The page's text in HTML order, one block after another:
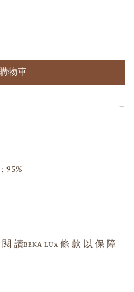
物車
−
95%
讀ʙᴇᴋᴀ ʟᴜx 條 款 以 保 障